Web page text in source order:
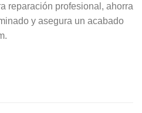
reparación profesional, ahorra
y asegura un acabado